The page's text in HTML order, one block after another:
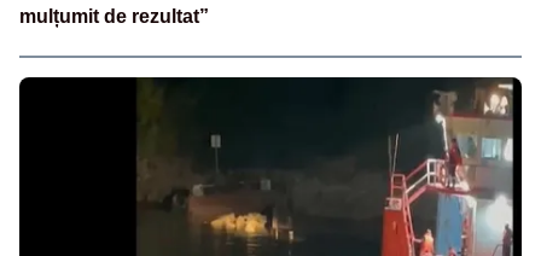
mulțumit de rezultat”